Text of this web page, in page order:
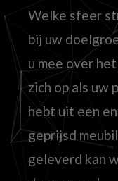
Welke sfeer
bij uw
u mee over
zich op als uw
hebt uit een
geprijsd
geleverd kan